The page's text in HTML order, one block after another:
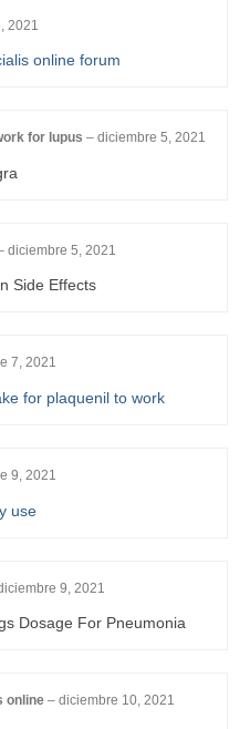
2021
online forum
for lupus – diciembre 5, 2021
diciembre 5, 2021
Side Effects
7, 2021
for plaquenil to work
9, 2021
use
9, 2021
Dosage For Pneumonia
online – diciembre 10, 2021